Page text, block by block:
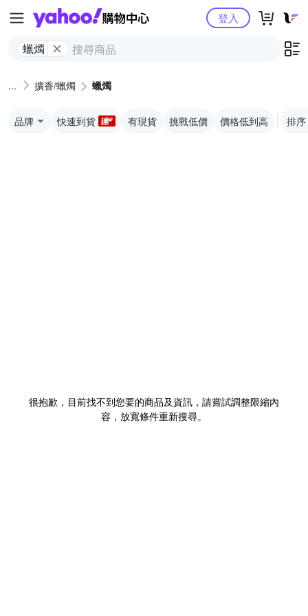
Yahoo購物中心
蠟燭
登入
擴香/蠟燭 蠟燭
品牌 快速到貨 有現貨 挑戰低價 價格低到高 排序
很抱歉，目前找不到您要的商品及資訊，請嘗試調整限縮內
容，放寬條件重新搜尋。